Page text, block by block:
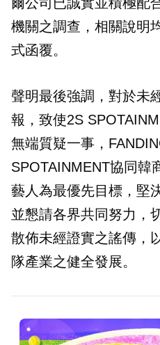
機關之調查，相關說明
式函覆。
聲明最後強調，對於未
報，致使2S
無端質疑一事，
SPOTAINMENT協同韓
藝人為最優先目標，堅
並懇請各界共同努力，
散佈未經證實之謠傳，
隊產業之健全發展。